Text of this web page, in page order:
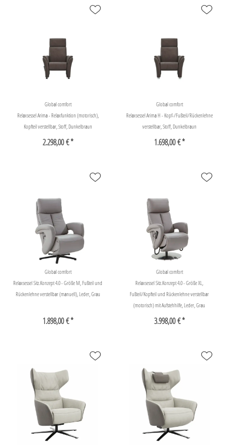
Global comfort
Relaxsessel Arima - Relaxfunktion (motorisch),
Kopfteil verstellbar, Stoff, Dunkelbraun
2.298,00 € *
Global comfort
Relaxsessel Arima H - Kopf-/Fußteil/Rückenlehne
verstellbar, Stoff, Dunkelbraun
1.698,00 € *
Global comfort
Relaxsessel Sitz.Konzept 4.0 - Größe M, Fußteil und
Rückenlehne verstellbar (manuell), Leder, Grau
1.898,00 € *
Global comfort
Relaxsessel Sitz.Konzept 4.0 - Größe XL,
Fußteil/Kopfteil und Rückenlehne verstellbar
(motorisch) mit Aufstehhilfe, Leder, Grau
3.998,00 € *